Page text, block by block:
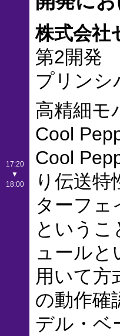
17:20
▼
18:00
株式会社
第2開発
プリン
高精細モ
Cool
Cool
り伝送
ターフェ
という
ュールと
用いて方
の動作確
デル・ベ